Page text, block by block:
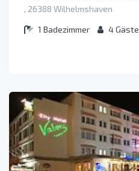
, 26388 Wilhelmshaven
1 Badezimmer 4Gäste